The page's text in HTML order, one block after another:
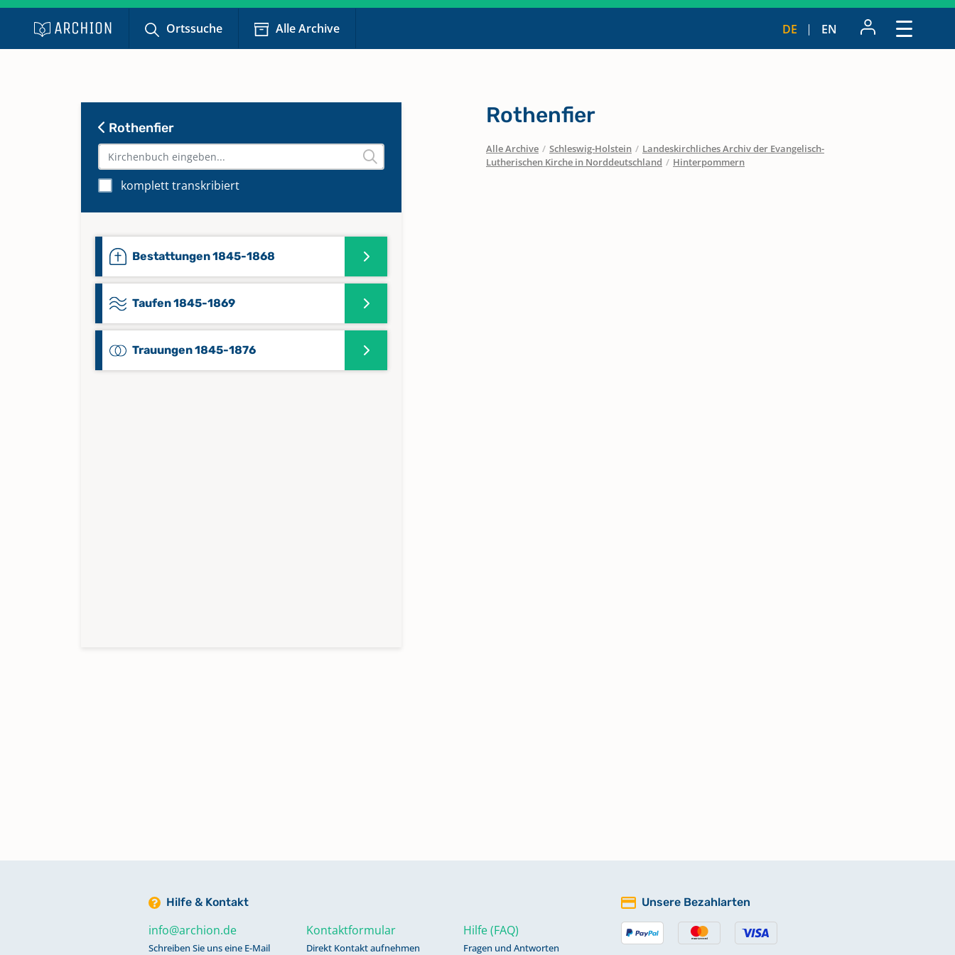
Ortssuche Alle Archive DE EN
Rothenfier
komplett transkribiert
Bestattungen 1845-1868
Taufen 1845-1869
Trauungen 1845-1876
Rothenfier
Alle Archive / Schleswig-Holstein / Landeskirchliches Archiv der Evangelisch-
Lutherischen Kirche in Norddeutschland / Hinterpommern
Hilfe & Kontakt
info@archion.de
Schreiben Sie uns eine E-Mail
Kontaktformular
Direkt Kontakt aufnehmen
Hilfe (FAQ)
Fragen und Antworten
Unsere Bezahlarten